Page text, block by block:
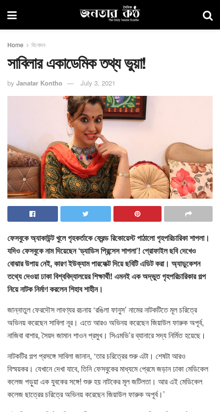
Home বিনোদন
সাবিলার একাডেমিক তথ্য ভুয়া!
by Janatar Kontho July 3, 2021
ফেসবুকে অ্যাকাউন্ট খুলে গৃহকর্তাকে ফ্রেন্ড রিকোয়েস্ট পাঠালো গৃহপরিচারিকা শাপলা।
যদিও ফেসবুকে নাম দিয়েছেন ‘ড্যাডিস প্রিন্সেস শাপলা’! প্রোফাইল ছবি দেখেও
বোঝার উপায় নেই, কারণ ইউক্যাম পারফেক্ট দিয়ে ছবিটি এডিট করা। অ্যাডুকেশন
তথ্যে দেওয়া ঢাকা বিশ্ববিদ্যালয়ের শিক্ষার্থী! এমনই এক অদ্ভুত গৃহপরিচারিকার গল্প
নিয়ে নাটক নির্মাণ করলেন শিহাব শাহীন।
জান্নাতুল ফেরদৌস লাবণ্যর রচনায় ‘রঙিলা ফানুস’ নামের নাটকটিতে মূল চরিত্রে
অভিনয় করেছেন সাবিলা নূর। এতে আরও অভিনয় করেছেন জিয়াউল ফারুক অপূর্ব,
নাজিবা বাশার, সৈয়দ জামান শাওন প্রমুখ। সিএমভি’র ব্যানারে সদ্য নির্মিত হয়েছে।
নাটকটির গল্প প্রসঙ্গে সাবিলা জানান, ‘তার চরিত্রের শুরু এটা। শেষটা আরও
বিস্ময়কর। যেখানে দেখা যাবে, তিনি ফেসবুকের মাধ্যমে প্রেমে জড়ান ঢাকা মেডিকেল
কলেজ পড়ুয়া এক যুবকের সঙ্গে! শুরু হয় নাটকের মূল জটিলতা। আর এই মেডিকেল
কলেজ ছাত্রের চরিত্রে অভিনয় করেছেন জিয়াউল ফারুক অপূর্ব।’